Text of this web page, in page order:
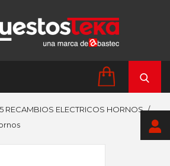
RECAMBIOS ELECTRICOS HORNOS